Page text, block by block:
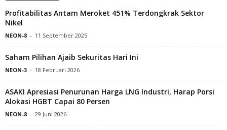
Profitabilitas Antam Meroket 451% Terdongkrak Sektor
Nikel
NEON-8 - 11 September 2025
Saham Pilihan Ajaib Sekuritas Hari Ini
NEON-3 - 18 Februari 2026
ASAKI Apresiasi Penurunan Harga LNG Industri, Harap Porsi
Alokasi HGBT Capai 80 Persen
NEON-8 - 29 Juni 2026